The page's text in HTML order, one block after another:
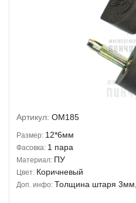
Артикул: OM185
Размер: 12*6мм
Фасовка: 1 пара
Материал: ПУ
Цвет: Коричневый
Доп. инфо: Толщина штаря